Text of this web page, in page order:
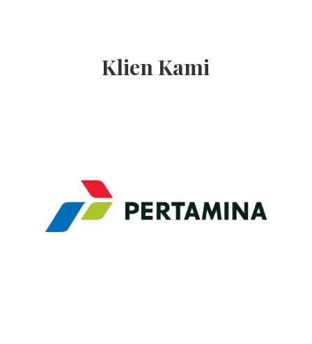
Klien Kami